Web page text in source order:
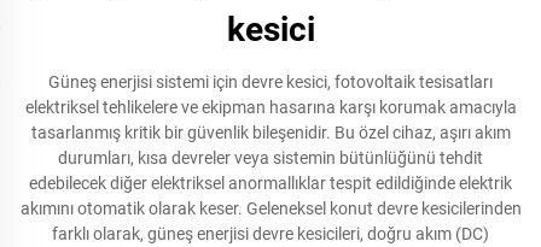
kesici
Güneş enerjisi sistemi için devre kesici, fotovoltaik tesisatları
elektriksel tehlikelere ve ekipman hasarına karşı korumak amacıyla
tasarlanmış kritik bir güvenlik bileşenidir. Bu özel cihaz, aşırı akım
durumları, kısa devreler veya sistemin bütünlüğünü tehdit
edebilecek diğer elektriksel anormallıklar tespit edildiğinde elektrik
akımını otomatik olarak keser. Geleneksel konut devre kesicilerinden
farklı olarak, güneş enerjisi devre kesicileri, doğru akım (DC)